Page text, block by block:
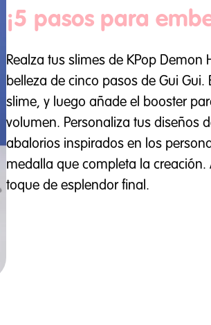
¡5 pasos para
Realza tus slimes de KPop Demon
belleza de cinco pasos de Gui Gui.
slime, y luego añade el booster
volumen. Personaliza tus diseños
abalorios inspirados en los
medalla que completa la
toque de esplendor final.